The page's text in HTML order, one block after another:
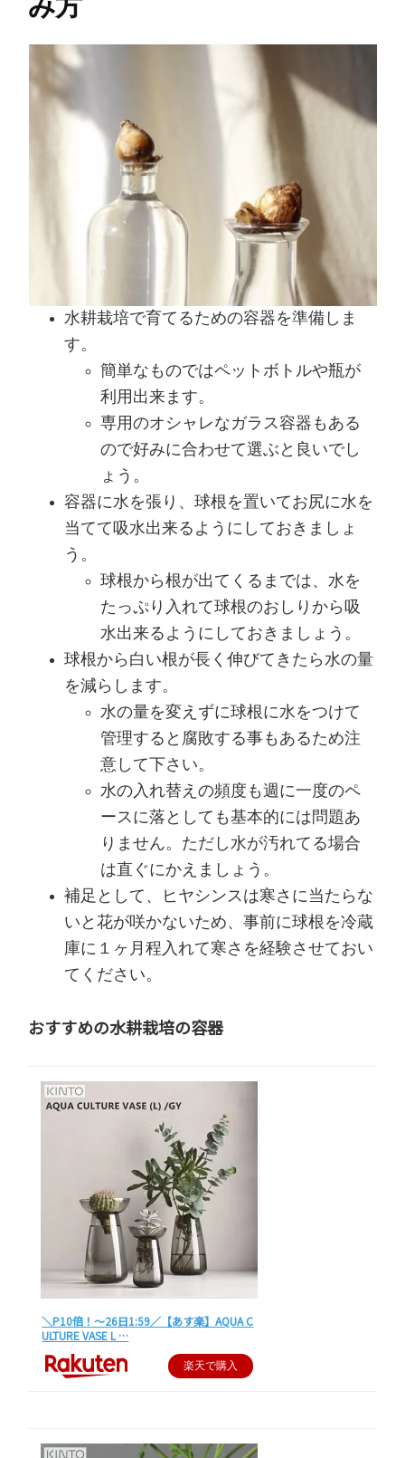
み方
水耕栽培で育てるための容器を準備しま
す。
簡単なものではペットボトルや瓶が
利用出来ます。
専用のオシャレなガラス容器もある
ので好みに合わせて選ぶと良いでし
ょう。
容器に水を張り、球根を置いてお尻に水を
当てて吸水出来るようにしておきましょ
う。
球根から根が出てくるまでは、水を
たっぷり入れて球根のおしりから吸
水出来るようにしておきましょう。
球根から白い根が長く伸びてきたら水の量
を減らします。
水の量を変えずに球根に水をつけて
管理すると腐敗する事もあるため注
意して下さい。
水の入れ替えの頻度も週に一度のペ
ースに落としても基本的には問題あ
りません。ただし水が汚れてる場合
は直ぐにかえましょう。
補足として、ヒヤシンスは寒さに当たらな
いと花が咲かないため、事前に球根を冷蔵
庫に１ヶ月程入れて寒さを経験させておい
てください。
おすすめの水耕栽培の容器
＼P10倍！～26日1:59／【あす楽】AQUA C
ULTURE VASE L …
楽天で購入